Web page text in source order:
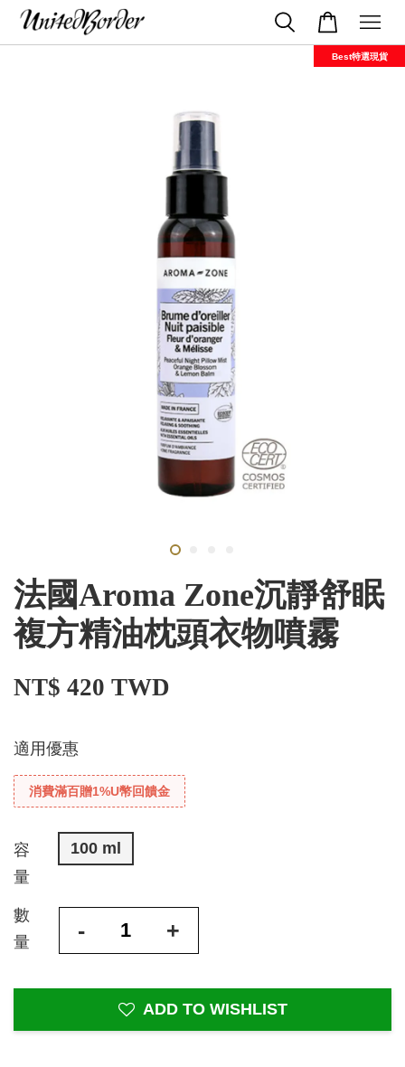
Best特選現貨
法國Aroma Zone沉靜舒眠
複方精油枕頭衣物噴霧
NT$ 420 TWD
適用優惠
消費滿百贈1%U幣回饋金
容
量
100 ml
數
量
- +
ADD TO WISHLIST